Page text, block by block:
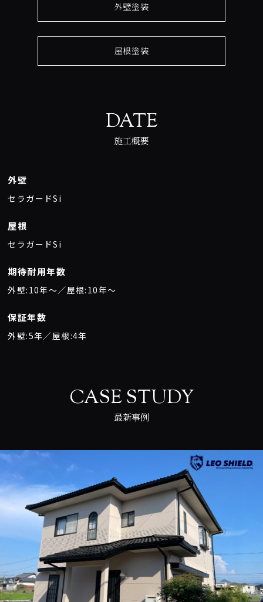
外壁塗装
屋根塗装
DATE
施工概要
外壁
セラガードSi
屋根
セラガードSi
期待耐用年数
外壁:10年〜／屋根:10年〜
保証年数
外壁:5年／屋根:4年
CASE STUDY
最新事例